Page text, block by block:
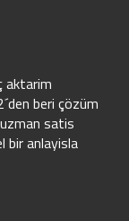
aktarim
beri çözüm
satis
bir anlayisla